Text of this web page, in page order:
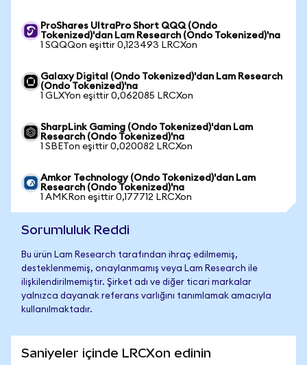
ProShares UltraPro Short QQQ (Ondo
Tokenized)'dan Lam Research (Ondo Tokenized)'na
1 SQQQon eşittir 0,123493 LRCXon
Galaxy Digital (Ondo Tokenized)'dan Lam Research
(Ondo Tokenized)'na
1 GLXYon eşittir 0,062085 LRCXon
SharpLink Gaming (Ondo Tokenized)'dan Lam
Research (Ondo Tokenized)'na
1 SBETon eşittir 0,020082 LRCXon
Amkor Technology (Ondo Tokenized)'dan Lam
Research (Ondo Tokenized)'na
1 AMKRon eşittir 0,177712 LRCXon
Sorumluluk Reddi
Bu ürün Lam Research tarafından ihraç edilmemiş,
desteklenmemiş, onaylanmamış veya Lam Research ile
ilişkilendirilmemiştir. Şirket adı ve diğer ticari markalar
yalnızca dayanak referans varlığını tanımlamak amacıyla
kullanılmaktadır.
Saniyeler içinde LRCXon edinin